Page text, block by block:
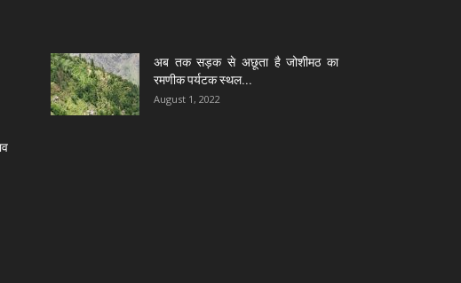
अब तक सड़क से अछूता है जोशीमठ का
रमणीक पर्यटक स्थल...
August 1, 2022